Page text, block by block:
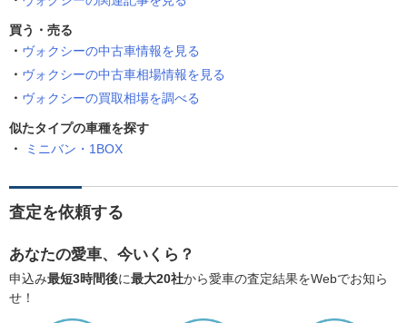
買う・売る
ヴォクシーの中古車情報を見る
ヴォクシーの中古車相場情報を見る
ヴォクシーの買取相場を調べる
似たタイプの車種を探す
ミニバン・1BOX
査定を依頼する
あなたの愛車、今いくら？
申込み最短3時間後に最大20社から愛車の査定結果をWebでお知ら
せ！